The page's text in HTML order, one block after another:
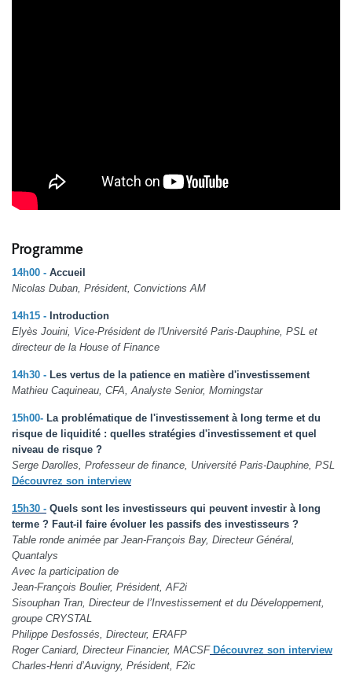
Programme
14h00 - Accueil
Nicolas Duban, Président, Convictions AM
14h15 - Introduction
Elyès Jouini, Vice-Président de l'Université Paris-Dauphine, PSL et
directeur de la House of Finance
14h30 - Les vertus de la patience en matière d'investissement
Mathieu Caquineau, CFA, Analyste Senior, Morningstar
15h00- La problématique de l'investissement à long terme et du
risque de liquidité : quelles stratégies d'investissement et quel
niveau de risque ?
Serge Darolles, Professeur de finance, Université Paris-Dauphine, PSL
Découvrez son interview
15h30 - Quels sont les investisseurs qui peuvent investir à long
terme ? Faut-il faire évoluer les passifs des investisseurs ?
Table ronde animée par Jean-François Bay, Directeur Général,
Quantalys
Avec la participation de
Jean-François Boulier, Président, AF2i
Sisouphan Tran, Directeur de l’Investissement et du Développement,
groupe CRYSTAL
Philippe Desfossés, Directeur, ERAFP
Roger Caniard, Directeur Financier, MACSF Découvrez son interview
Charles-Henri d’Auvigny, Président, F2ic